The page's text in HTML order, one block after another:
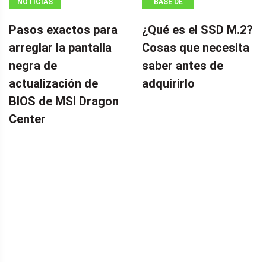
NOTICIAS
Pasos exactos para
arreglar la pantalla
negra de
actualización de
BIOS de MSI Dragon
Center
BASE DE
¿Qué es el SSD M.2?
Cosas que necesita
saber antes de
adquirirlo